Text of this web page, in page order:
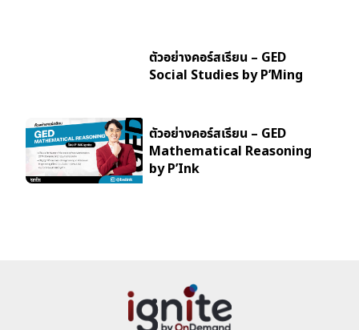
ตัวอย่างคอร์สเรียน – GED
Social Studies by P’Ming
ตัวอย่างคอร์สเรียน – GED
Mathematical Reasoning
by P’Ink